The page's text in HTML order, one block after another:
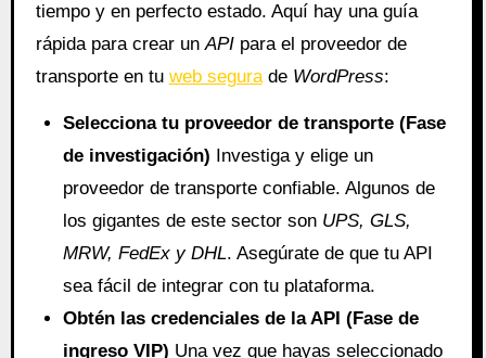
tiempo y en perfecto estado. Aquí hay una guía
rápida para crear unAPIpara el proveedor de
transporte en tu web segurade WordPress:
Selecciona tu proveedor de transporte (Fase
de investigación) Investiga y elige un
proveedor de transporte confiable. Algunos de
los gigantes de este sector son UPS, GLS,
MRW, FedEx y DHL. Asegúrate de que tu API
sea fácil de integrar con tu plataforma.
Obtén las credenciales de la API (Fase de
ingreso VIP) Una vez que hayas seleccionado